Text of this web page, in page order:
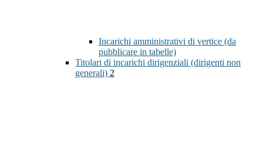
Incarichi amministrativi di vertice (da
pubblicare in tabelle)
Titolari di incarichi dirigenziali (dirigenti non
generali) 2